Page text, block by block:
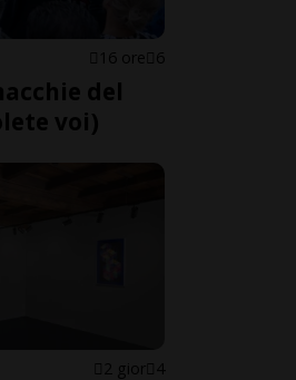
16 ore 6
del
voi)
2 gior 4